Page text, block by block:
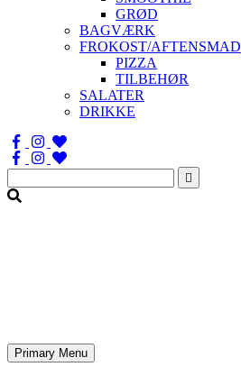
GRØD
BAGVÆRK
FROKOST/AFTENSMAD
PIZZA
TILBEHØR
SALATER
DRIKKE
Søg
efter:
Primary Menu